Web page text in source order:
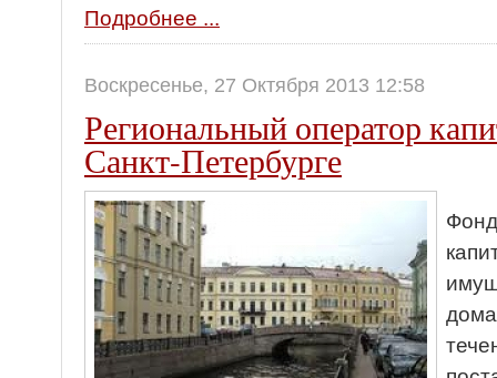
Подробнее ...
Воскресенье, 27 Октября 2013 12:58
Региональный оператор
Санкт-Петербурге